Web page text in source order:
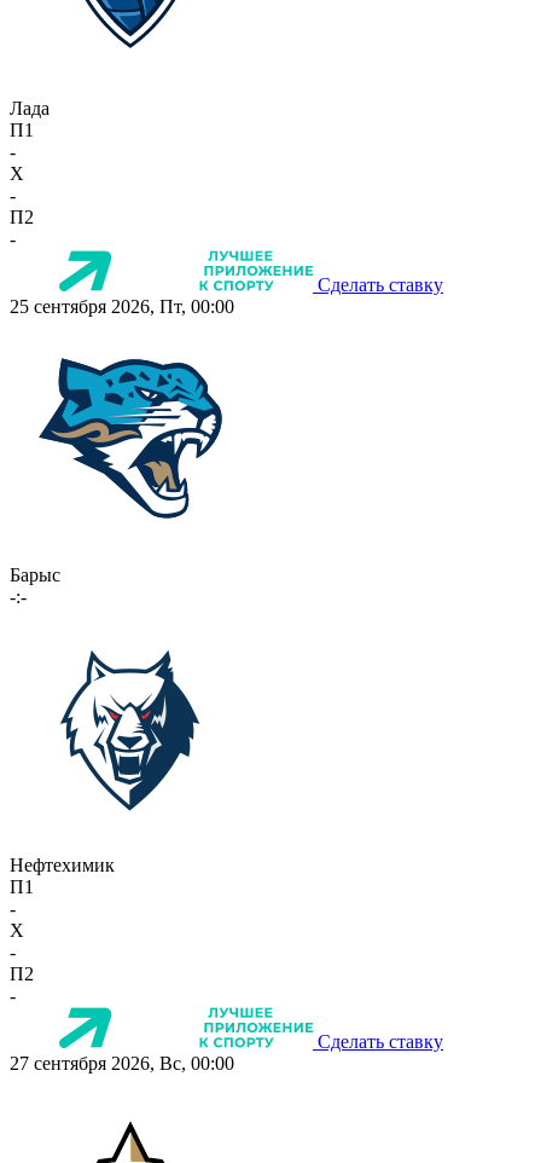
Лада
П1
-
X
-
П2
-
Сделать ставку
25 сентября 2026, Пт, 00:00
Барыс
-:-
Нефтехимик
П1
-
X
-
П2
-
Сделать ставку
27 сентября 2026, Вс, 00:00